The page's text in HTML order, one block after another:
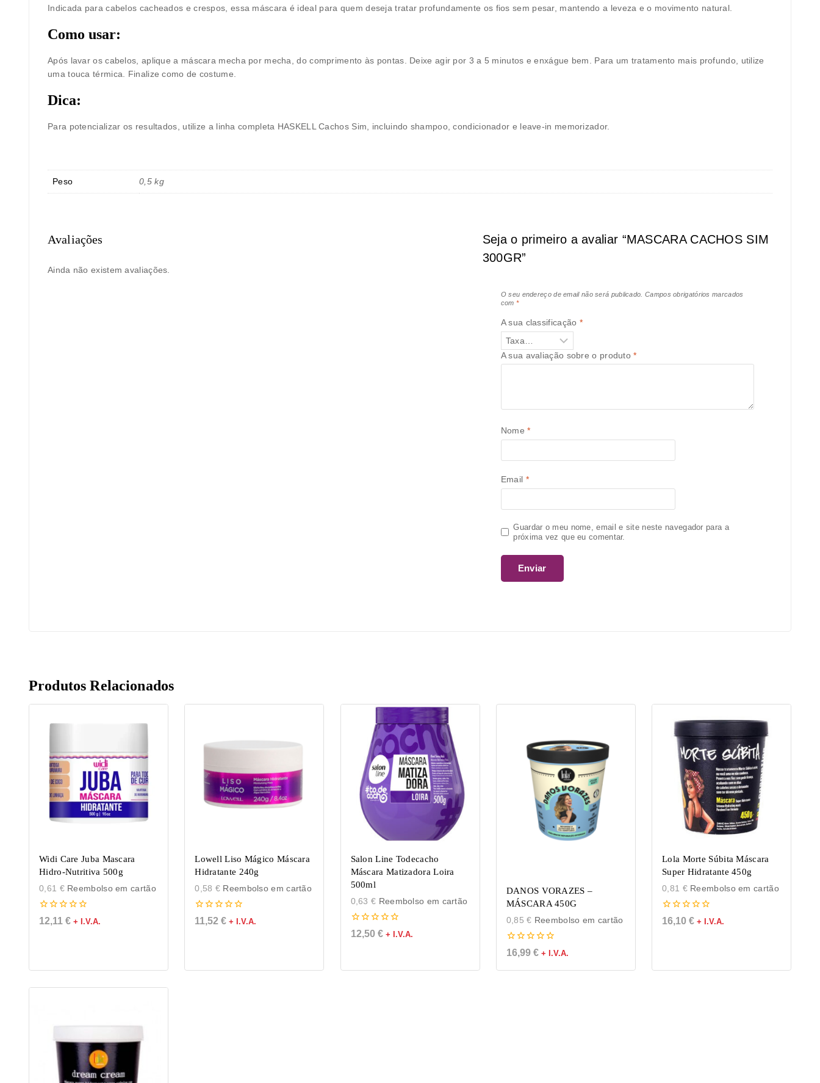
Indicada paracabelos cacheados e crespos , essa máscara é ideal para quem deseja tratar profundamente os fios sem pesar, mantendo a leveza e o movimento natural.
Como usar:
Após lavar os cabelos, aplique a máscara mecha por mecha, do comprimento às pontas. Deixe agir por 3 a 5 minutos e enxágue bem. Para um tratamento mais profundo, utilize
uma touca térmica. Finalize como de costume.
Dica:
Para potencializar os resultados, utilize a linha completa HASKELL Cachos Sim , incluindo shampoo, condicionador e leave-in memorizador.
Peso 0,5 kg
Avaliações
Ainda não existem avaliações.
Seja o primeiro a avaliar “MASCARA CACHOS SIM
300GR”
O seu endereço de email não será publicado. Campos obrigatórios marcados
com *
A sua classificação *
A sua avaliação sobre o produto*
Nome*
Email *
Guardar o meu nome, email e site neste navegador para a
próxima vez que eu comentar.
Produtos Relacionados
Widi Care Juba Mascara
Hidro-Nutritiva 500g
0,61 €Reembolso em cartão
0
de
12,11 € + I.V.A.
Lowell Liso Mágico Máscara
Hidratante 240g
0,58 € Reembolso em cartão
0
de
11,52€ + I.V.A.
Salon Line Todecacho
Máscara Matizadora Loira
500ml
0,63 € Reembolso em cartão
0
de
12,50 € + I.V.A.
DANOS VORAZES –
MÁSCARA 450G
0,85€ Reembolso em cartão
0
de
5
16,99 € + I.V.A.
Lola Morte Súbita Máscara
Super Hidratante 450g
0,81 €Reembolso em cartão
0
de
16,10 € + I.V.A.